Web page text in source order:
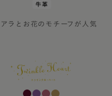
牛革
ラとお花のモチーフが人気